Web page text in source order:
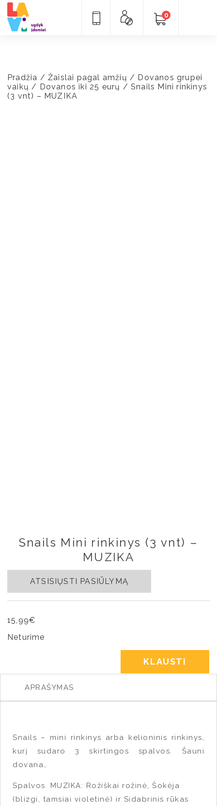
0
Pradžia /Žaislai pagal amžių / Dovanos grupei
vaikų / Dovanos iki 25 eurų / Snails Mini rinkinys
(3 vnt) – MUZIKA
Snails Mini rinkinys (3 vnt) –
MUZIKA
ATSISIŲSTI PASIŪLYMĄ
15,99€
Neturime
KLAUSTI
APRAŠYMAS
Snails – mini rinkinys arba kelioninis rinkinys,
kurį sudaro 3 skirtingos spalvos. Šauni
dovana…
Spalvos. MUZIKA: Rožiškai rožinė, Šokėja
(blizgi, tamsiai violetinė) ir Sidabrinis rūkas